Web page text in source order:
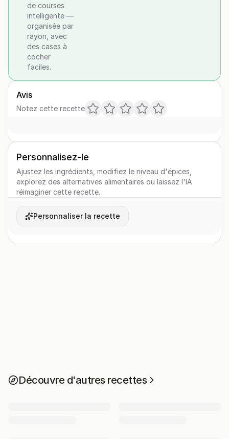
de courses
intelligente —
organisée par
rayon, avec
des cases à
cocher
faciles.
Avis
Notez cette recette
Personnalisez-le
Ajustez les ingrédients, modifiez le niveau d'épices,
explorez des alternatives alimentaires ou laissez l'IA
réimaginer cette recette.
Personnaliser la recette
Découvre d'autres recettes